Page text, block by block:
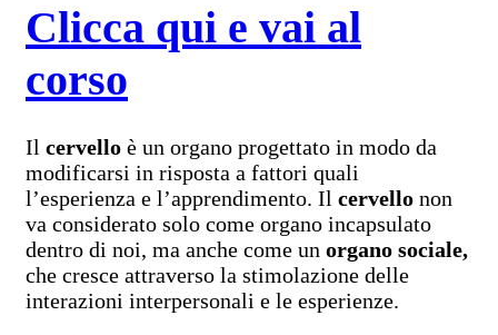
Clicca qui e vai al
corso
Il cervello è un organo progettato in modo da
modificarsi in risposta a fattori quali
l’esperienza e l’apprendimento. Il cervello non
va considerato solo come organo incapsulato
dentro di noi, ma anche come un organo sociale,
che cresce attraverso la stimolazione delle
interazioni interpersonali e le esperienze.